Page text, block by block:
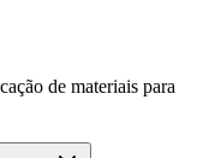
de materiais para